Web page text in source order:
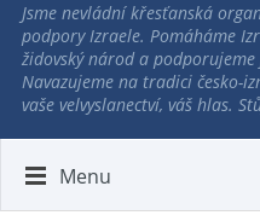
Jsme nevládní křesťanská
podpory Izraele. Pomáháme
židovský národ a
Navazujeme na tradici česko-
vaše velvyslanectví, váš hlas.
Menu